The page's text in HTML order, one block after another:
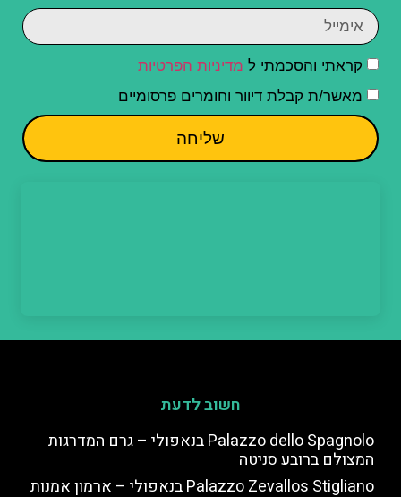
קראתי והסכמתי ל מדיניות הפרטיות
מאשר/ת קבלת דיוור וחומרים פרסומיים
שליחה
חשוב לדעת
Palazzo dello Spagnolo בנאפולי – גרם המדרגות
המצולם ברובע סניטה
Palazzo Zevallos Stigliano בנאפולי – ארמון אמנות